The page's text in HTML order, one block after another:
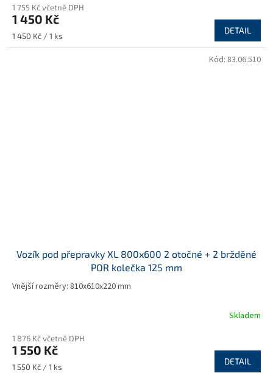
1 755 Kč včetně DPH
1 450 Kč
Měrná
cena:
1 450 Kč / 1 ks
DETAIL
Vozík pod přepravky XL 800x600 2 otočné + 2 bržděné
POR kolečka 125 mm
Vnější rozměry: 810x610x220 mm
Skladem
1 876 Kč včetně DPH
1 550 Kč
Měrná
1 550 Kč / 1 ks
DETAIL
Kód: 83.06.510